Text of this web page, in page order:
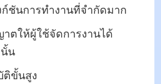
ชันการทำงานที่จำกัดมาก
ตให้ผู้ใช้จัดการงานได้
นั้น
ขั้นสูง